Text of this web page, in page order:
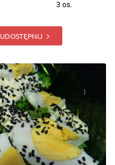
3 os.
UDOSTĘPNIJ